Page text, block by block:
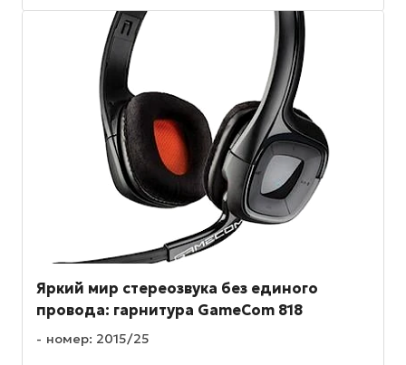
Яркий мир стереозвука без единого
провода: гарнитура GameCom 818
номер: 2015/25